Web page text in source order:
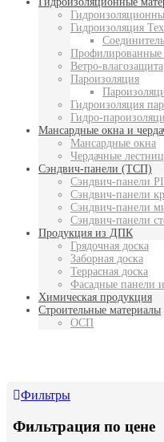
Гидроизоляция
Профилированные
Ветро-влагозащита
Пароизоляция
Гидроизоляция
Гидро-
Мансардные окна и
Мансардные окна
Чердачные
Сэндвич-панели (ТСП)
Сэндвич-панели
Сэндвич-панели
Сэндвич-панели
Сэндвич-панели
Продукция из ДПК
Грядочная доска
Заборная доска
Террасная доска
Фасадные панели
Химическая продукция
Строительные материалы
ОСП
Фильтры
Фильтрация по цене